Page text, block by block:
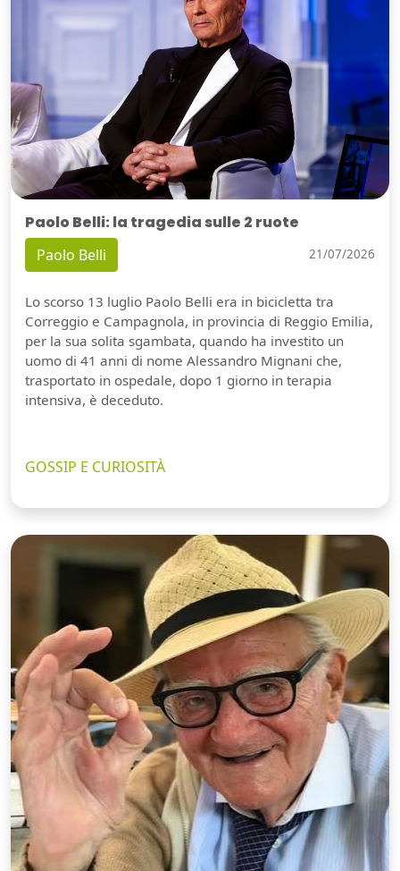
Paolo Belli: la tragedia sulle 2 ruote
Paolo Belli 21/07/2026
Lo scorso 13 luglio Paolo Belli era in bicicletta tra
Correggio e Campagnola, in provincia di Reggio Emilia,
per la sua solita sgambata, quando ha investito un
uomo di 41 anni di nome Alessandro Mignani che,
trasportato in ospedale, dopo 1 giorno in terapia
intensiva, è deceduto.
GOSSIP E CURIOSITÀ